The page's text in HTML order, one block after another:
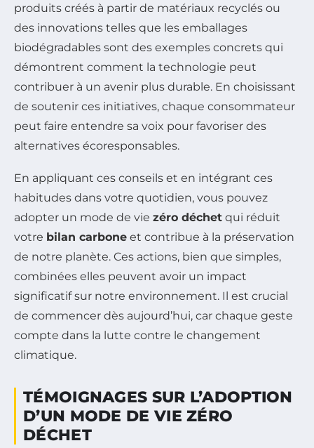
produits créés à partir de matériaux recyclés ou
des innovations telles que les emballages
biodégradables sont des exemples concrets qui
démontrent comment la technologie peut
contribuer à un avenir plus durable. En choisissant
de soutenir ces initiatives, chaque consommateur
peut faire entendre sa voix pour favoriser des
alternatives écoresponsables.
En appliquant ces conseils et en intégrant ces
habitudes dans votre quotidien, vous pouvez
adopter un mode de vie zéro déchet qui réduit
votre bilan carbone et contribue à la préservation
de notre planète. Ces actions, bien que simples,
combinées elles peuvent avoir un impact
significatif sur notre environnement. Il est crucial
de commencer dès aujourd’hui, car chaque geste
compte dans la lutte contre le changement
climatique.
TÉMOIGNAGES SUR L’ADOPTION
D’UN MODE DE VIE ZÉRO
DÉCHET